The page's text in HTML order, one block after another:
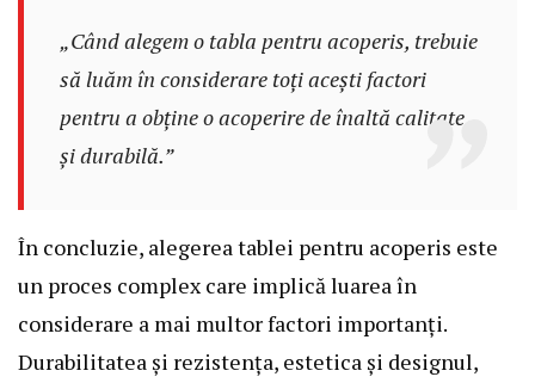
„Când alegem o tabla pentru acoperis, trebuie
să luăm în considerare toți acești factori
pentru a obține o acoperire de înaltă calitate
și durabilă.”
În concluzie, alegerea tablei pentru acoperis este
un proces complex care implică luarea în
considerare a mai multor factori importanți.
Durabilitatea și rezistența, estetica și designul,